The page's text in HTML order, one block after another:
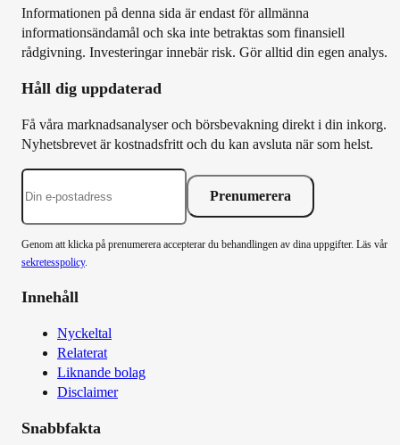
Informationen på denna sida är endast för allmänna
informationsändamål och ska inte betraktas som finansiell
rådgivning. Investeringar innebär risk. Gör alltid din egen analys.
Håll dig uppdaterad
Få våra marknadsanalyser och börsbevakning direkt i din inkorg.
Nyhetsbrevet är kostnadsfritt och du kan avsluta när som helst.
Prenumerera
Genom att klicka på prenumerera accepterar du behandlingen av dina uppgifter. Läs vår
sekretesspolicy.
Innehåll
Nyckeltal
Relaterat
Liknande bolag
Disclaimer
Snabbfakta